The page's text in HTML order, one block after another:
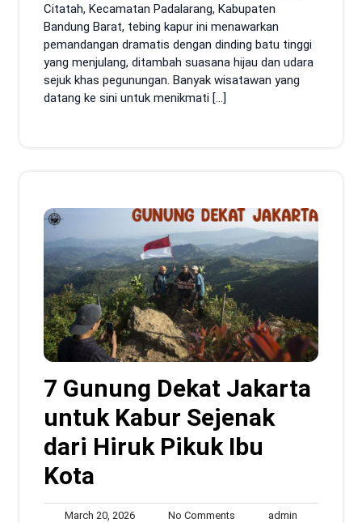
Citatah, Kecamatan Padalarang, Kabupaten
Bandung Barat, tebing kapur ini menawarkan
pemandangan dramatis dengan dinding batu tinggi
yang menjulang, ditambah suasana hijau dan udara
sejuk khas pegunungan. Banyak wisatawan yang
datang ke sini untuk menikmati […]
7 Gunung Dekat Jakarta
untuk Kabur Sejenak
dari Hiruk Pikuk Ibu
Kota
March 20, 2026March
No Comments admin